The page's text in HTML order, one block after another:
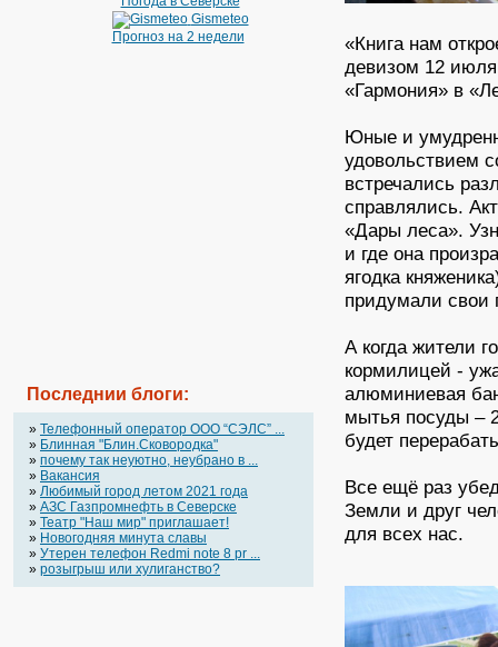
Gismeteo
Прогноз на 2 недели
Последнии блоги:
» Телефонный оператор OOO “СЭЛС” ...
» Блинная "Блин.Сковородка"
» почему так неуютно, неубрано в ...
» Вакансия
» Любимый город летом 2021 года
» АЗС Газпромнефть в Северске
» Театр "Наш мир" приглашает!
» Новогодняя минута славы
» Утерен телефон Redmi note 8 pr ...
» розыгрыш или хулиганство?
«Книга нам
девизом 12 июля
«Гармония» в
Юные и
удовольствием
встречались
справлялись.
«Дары леса».
и где она
ягодка
придумали свои
А когда жители
кормилицей -
алюминиевая
мытья посуды –
будет
Все ещё раз
Земли и друг
для всех нас.